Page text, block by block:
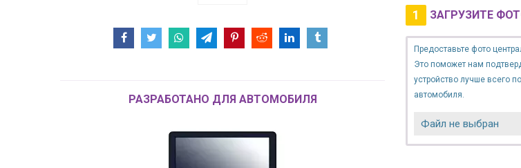
РАЗРАБОТАНО ДЛЯ АВТОМОБИЛЯ
1 ЗАГРУЗИТЕ
Предоставьте фото
Это поможет нам
устройство лучше всего
автомобиля.
Файл не выбран